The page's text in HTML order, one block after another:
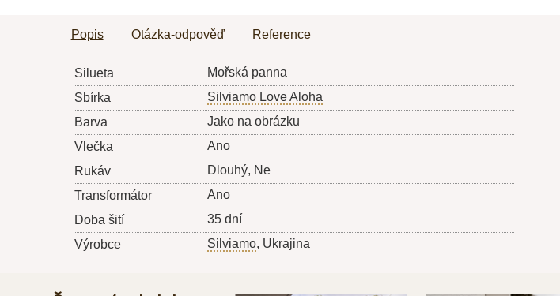
Popis Otázka-odpověď Reference
Silueta
Mořská panna
Sbírka
Silviamo Love Aloha
Barva
Jako na obrázku
Vlečka
Ano
Rukáv
Dlouhý, Ne
Transformátor
Ano
Doba šití
35 dní
Výrobce
Silviamo, Ukrajina